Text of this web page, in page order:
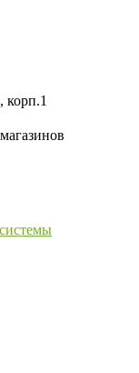
корп.1